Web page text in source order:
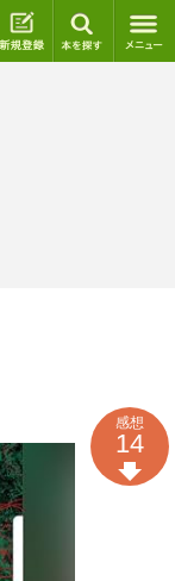
ログイン 新規登録
感想
14